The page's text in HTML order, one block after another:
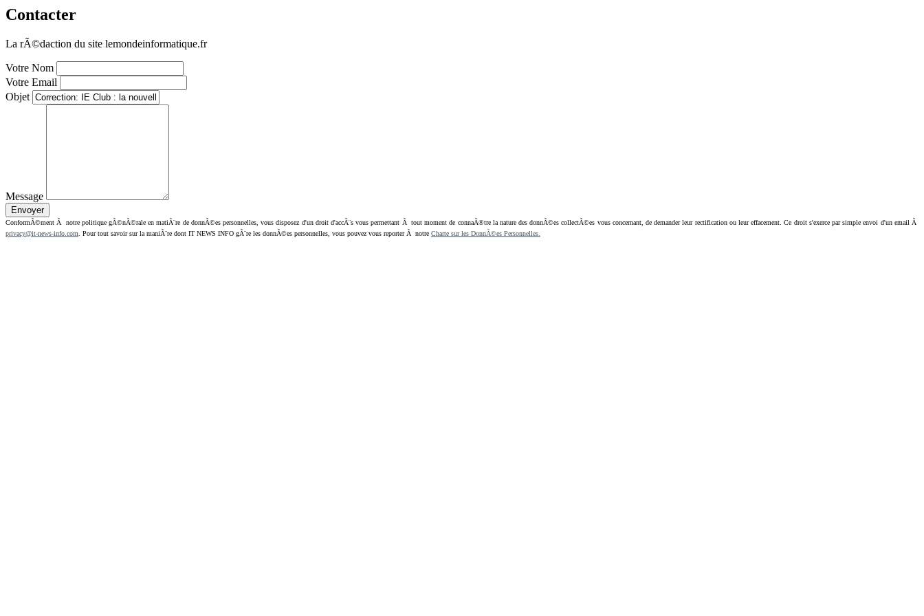
Contacter
La rÃ©daction du site lemondeinformatique.fr
Votre Nom
Votre Email
Objet
Message
ConformÃ©ment Ã notre politique gÃ©nÃ©rale en matiÃ¨re de donnÃ©es personnelles, vous disposez d'un droit d'accÃ¨s vous permettant Ã tout moment de connaÃ®tre la nature des donnÃ©es collectÃ©es vous concernant, de demander leur rectification ou leur effacement. Ce droit s'exerce par simple envoi d'un email Ã
privacy@it-news-info.com . Pour tout savoir sur la maniÃ¨re dont IT NEWS INFO gÃ¨re les donnÃ©es personnelles, vous pouvez vous reporter Ã notre Charte sur les DonnÃ©es Personnelles.